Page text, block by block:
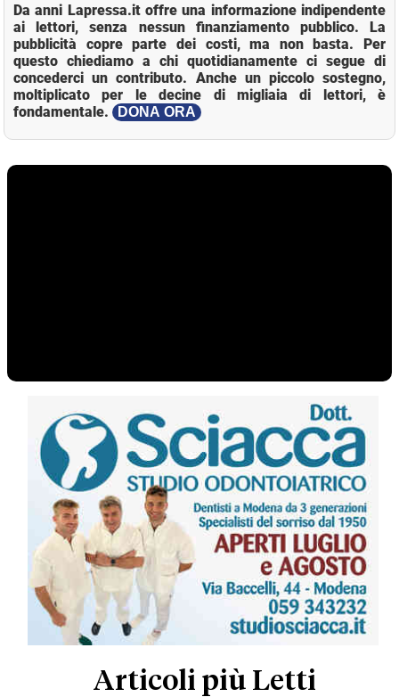
Da anni Lapressa.it offre una informazione indipendente
ai lettori, senza nessun finanziamento pubblico. La
pubblicità copre parte dei costi, ma non basta. Per
questo chiediamo a chi quotidianamente ci segue di
concederci un contributo. Anche un piccolo sostegno,
moltiplicato per le decine di migliaia di lettori, è
fondamentale.
DONA ORA
Articoli più Letti